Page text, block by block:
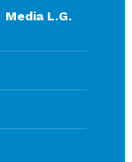
Media L.G.